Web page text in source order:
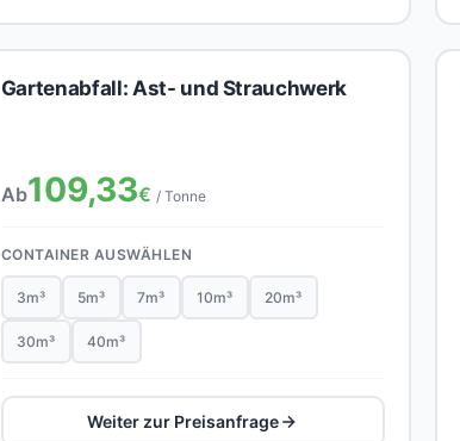
Gartenabfall: Ast- und Strauchwerk
Ab109,33€ / Tonne
CONTAINER AUSWÄHLEN
3m³ 5m³ 7m³ 10m³ 20m³
30m³ 40m³
Weiter zur Preisanfrage